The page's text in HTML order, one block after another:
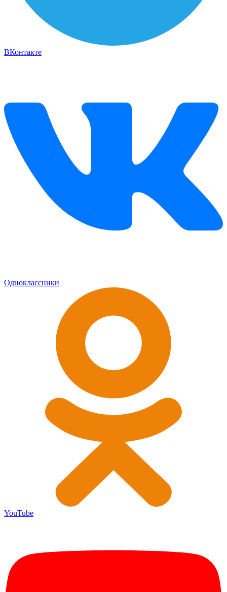
ВКонтакте
Одноклассники
YouTube